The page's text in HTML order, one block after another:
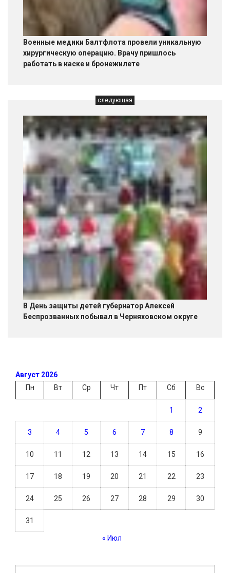
Военные медики Балтфлота провели уникальную
хирургическую операцию. Врачу пришлось
работать в каске и бронежилете
следующая
В День защиты детей губернатор Алексей
Беспрозванных побывал в Черняховском округе
Август 2026
Пн
Вт Ср Чт Пт Сб Вс
1 2
3 4 5 6 7 8 9
10 11 12 13 14 15 16
17 18 19 20 21 22 23
24 25 26 27 28 29 30
31
« Июл